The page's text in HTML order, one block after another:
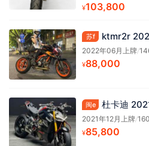
¥103,800
苏f ktmr2r
2022年06月上牌/
¥88,000
闽e 杜卡迪
2021年12月上牌/
¥85,800